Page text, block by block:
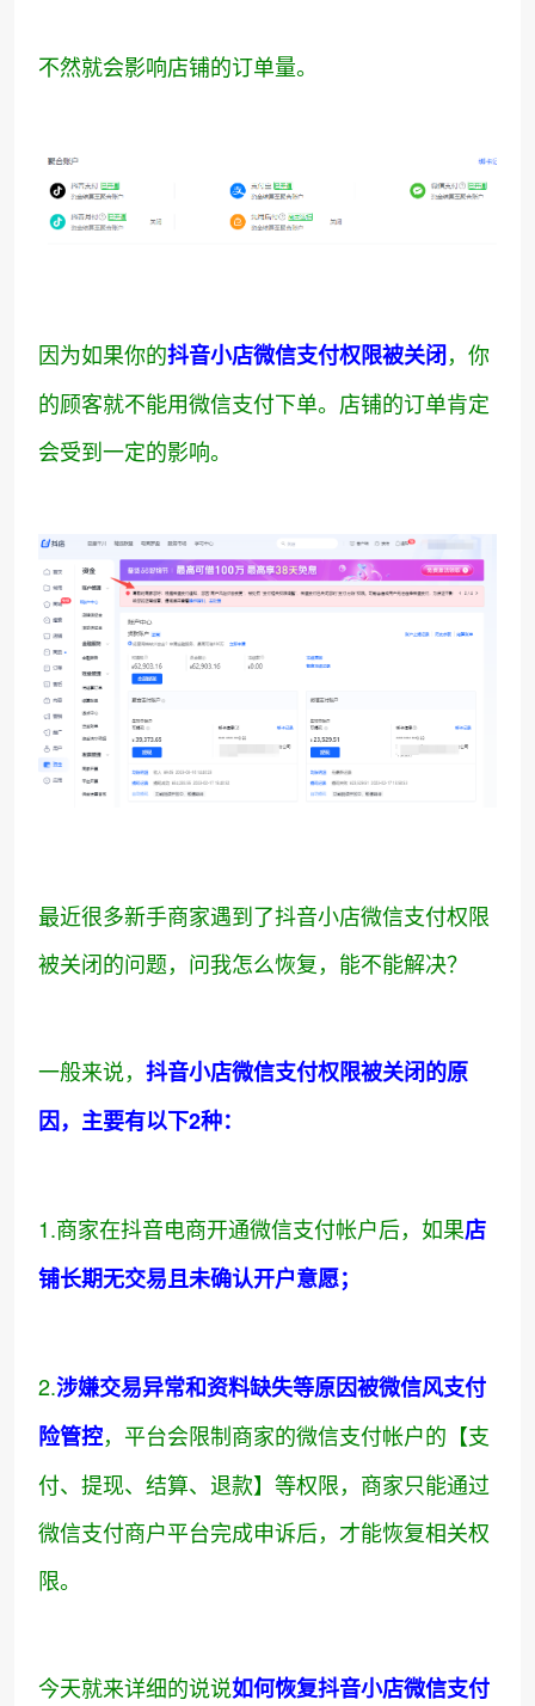
不然就会影响店铺的订单量。
因为如果你的抖音小店微信支付权限被关闭，你
的顾客就不能用微信支付下单。店铺的订单肯定
会受到一定的影响。
最近很多新手商家遇到了抖音小店微信支付权限
被关闭的问题，问我怎么恢复，能不能解决？
一般来说， 抖音小店微信支付权限被关闭的原
因，主要有以下2种：
1.商家在抖音电商开通微信支付帐户后，如果店
铺长期无交易且未确认开户意愿；
2.涉嫌交易异常和资料缺失等原因被微信风支付
险管控，平台会限制商家的微信支付帐户的【支
付、提现、结算、退款】等权限，商家只能通过
微信支付商户平台完成申诉后，才能恢复相关权
限。
今天就来详细的说说如何恢复抖音小店微信支付